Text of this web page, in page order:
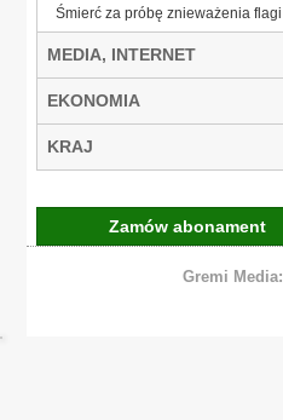
Śmierć za próbę znieważenia flagi
MEDIA, INTERNET
EKONOMIA
KRAJ
Zamów abonament
Gremi Media: